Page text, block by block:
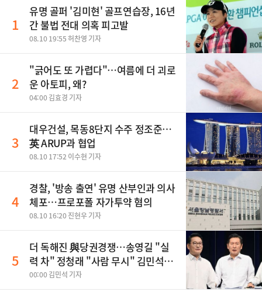
1
유명 골퍼 '김미현' 골프연습장, 16년
간 불법 전대 의혹 피고발
08.10 19:55 허찬영 기자
2
"긁어도 또 가렵다"…여름에 더 괴로
운 아토피, 왜?
04:00 김효경 기자
3
대우건설, 목동8단지 수주 정조준…
英 ARUP과 협업
08.10 17:52 이수현 기자
4
경찰, '방송 출연' 유명 산부인과 의사
체포…프로포폴 자가투약 혐의
08.10 16:20 진현우 기자
5
더 독해진 與당권경쟁…송영길 "실
력 차" 정청래 "사람 무시" 김민석
"취조하나"(종합)
00:00 김민석 기자